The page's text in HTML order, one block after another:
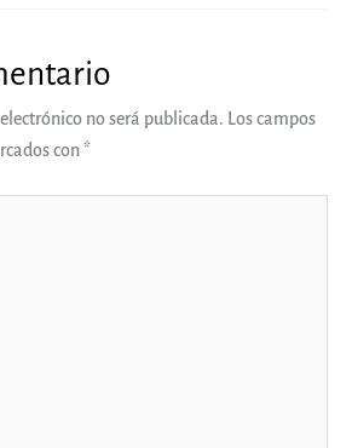
no será publicada. Los campos
con*